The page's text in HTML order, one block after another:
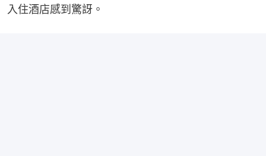
入住酒店感到驚訝。